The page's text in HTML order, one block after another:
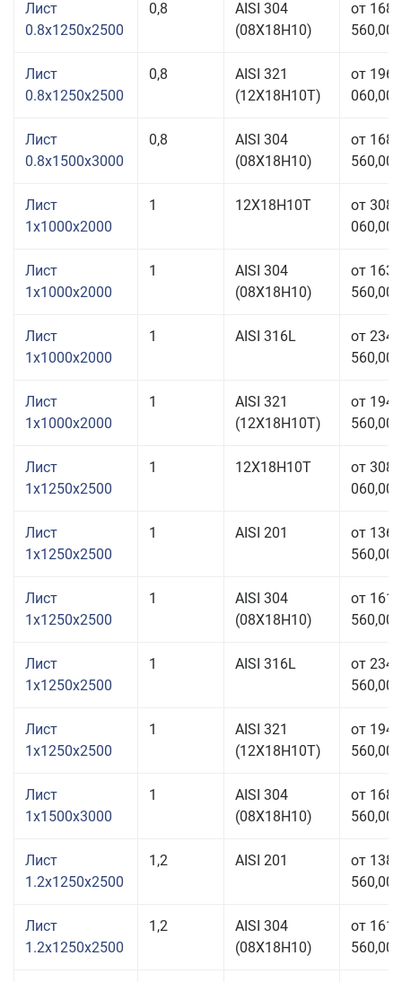
Лист
0.8x1250x2500
0,8
AISI 304
(08Х18Н10)
от 168
560,00
Лист
0.8x1250x2500
0,8
AISI 321
(12Х18Н10Т)
от 196
060,00
Лист
0.8x1500x3000
0,8
AISI 304
(08Х18Н10)
от 168
560,00
Лист
1x1000x2000
1 12Х18Н10Т
от 308
060,00
Лист
1x1000x2000
1
AISI 304
(08Х18Н10)
от 163
560,00
Лист
1x1000x2000
1 AISI 316L
от 234
560,00
Лист
1x1000x2000
1
AISI 321
(12Х18Н10Т)
от 194
560,00
Лист
1x1250x2500
1 12Х18Н10Т
от 308
060,00
Лист
1x1250x2500
1 AISI 201
от 136
560,00
Лист
1x1250x2500
1
AISI 304
(08Х18Н10)
от 161
560,00
Лист
1x1250x2500
1 AISI 316L
от 234
560,00
Лист
1x1250x2500
1
AISI 321
(12Х18Н10Т)
от 194
560,00
Лист
1x1500x3000
1
AISI 304
(08Х18Н10)
от 168
560,00
Лист
1.2x1250x2500
1,2 AISI 201
от 138
560,00
Лист
1.2x1250x2500
1,2
AISI 304
(08Х18Н10)
от 161
560,00